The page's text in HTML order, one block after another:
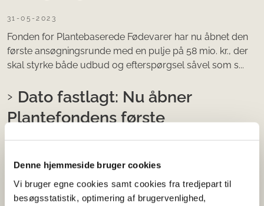
Denne hjemmeside bruger cookies
Vi bruger egne cookies samt cookies fra tredjepart til
besøgsstatistik, optimering af brugervenlighed,
31-05-2023
Fonden for Plantebaserede Fødevarer har nu åbnet den
første ansøgningsrunde med en pulje på 58 mio. kr., der
skal styrke både udbud og efterspørgsel såvel som s...
Dato fastlagt: Nu åbner
Plantefondens første
ansøgningsrunde
10-05-2023
Tirsdag d. 31. maj åbner Plantefonden den allerførste
ansøgningsrunde, og vil dermed indkalde